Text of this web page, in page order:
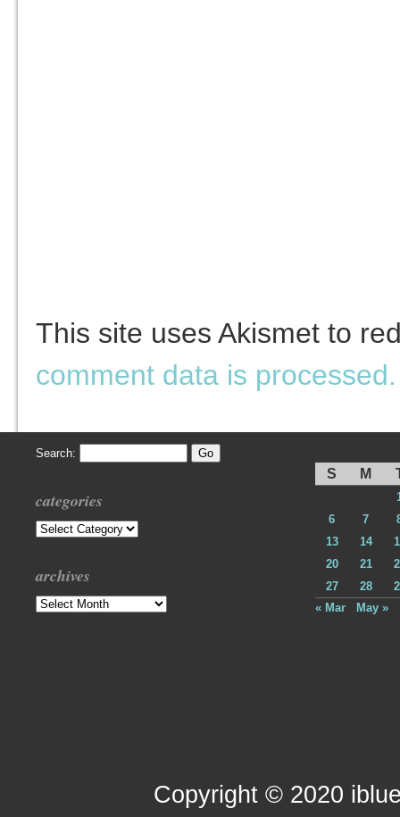
This site uses Akismet to
comment data is processed.
Search:
categories
Categories
archives
Archives
S M
6
7
13
14
20
21
27
28
« Mar
May »
Copyright © 2020